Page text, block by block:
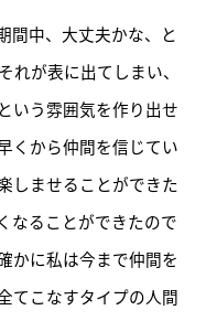
間中、大丈夫かな、と
れが表に出てしまい、
いう雰囲気を作り出せ
くから仲間を信じてい
しませることができた
なることができたので
かに私は今まで仲間を
てこなすタイプの人間